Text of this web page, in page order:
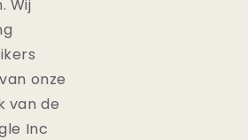
Wij
onze
van de
Inc